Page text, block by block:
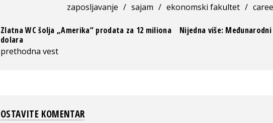
zaposljavanje / sajam / ekonomski fakultet /
Zlatna WC šolja „Amerika“ prodata za 12 miliona
dolara
prethodna vest
Nijedna više:
OSTAVITE KOMENTAR